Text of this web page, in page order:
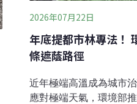
2026年07月22日
年底提都市林專法！
條遮蔭路徑
近年極端高溫成為城市
應對極端天氣，環境部